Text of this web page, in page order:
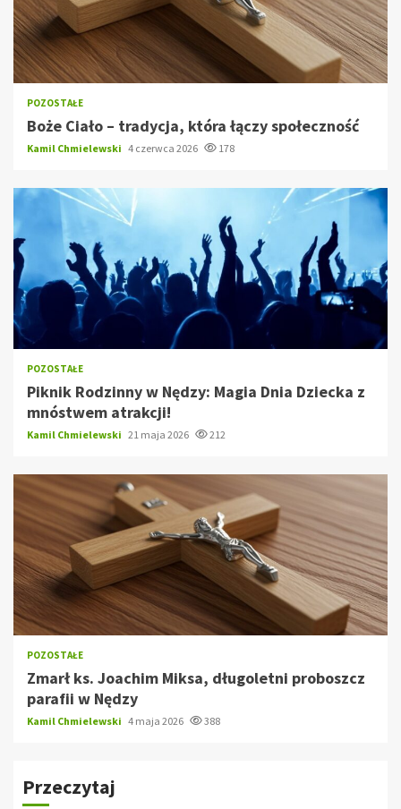
POZOSTAŁE
Boże Ciało – tradycja, która łączy społeczność
Kamil Chmielewski 4 czerwca 2026 178
POZOSTAŁE
Piknik Rodzinny w Nędzy: Magia Dnia Dziecka z
mnóstwem atrakcji!
Kamil Chmielewski 21 maja 2026 212
POZOSTAŁE
Zmarł ks. Joachim Miksa, długoletni proboszcz
parafii w Nędzy
Kamil Chmielewski 4 maja 2026 388
Przeczytaj